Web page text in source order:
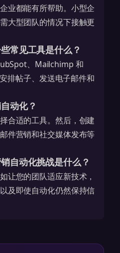
业都能有所帮助。小型企
大型团队的情况下接触更
常见工具是什么？
、Mailchimp 和
排帖子、发送电子邮件和
动化？
合适的工具。然后，创建
件营销和社交媒体发布等
自动化挑战是什么？
让您的团队适应新技术，
及即使自动化仍然保持信